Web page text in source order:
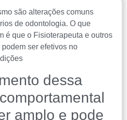
são alterações comuns
de odontologia. O que
é que o Fisioterapeuta e outros
ser efetivos no
dessa
amplo e pode